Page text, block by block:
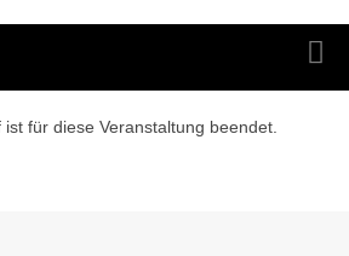
für diese Veranstaltung beendet.